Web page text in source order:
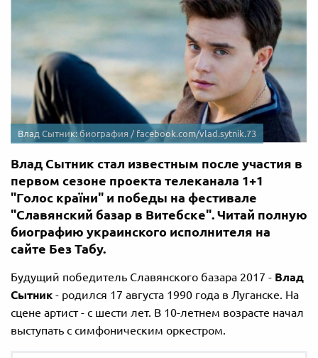
Влад Сытник: биография / facebook.com/vlad.sytnik.73
Влад Сытник стал известным после участия в
первом сезоне проекта телеканала 1+1
"Голос країни" и победы на фестивале
"Славянский базар в Витебске". Читай полную
биографию украинского исполнителя на
сайте Без Табу.
Будущий победитель Славянского базара 2017 - Влад
Сытник - родился 17 августа 1990 года в Луганске. На
сцене артист - с шести лет. В 10-летнем возрасте начал
выступать с симфоническим оркестром.